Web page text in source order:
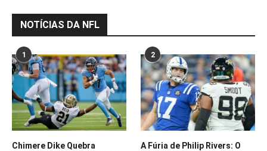
NOTÍCIAS DA NFL
1
Chimere Dike Quebra
2
A Fúria de Philip Rivers: O